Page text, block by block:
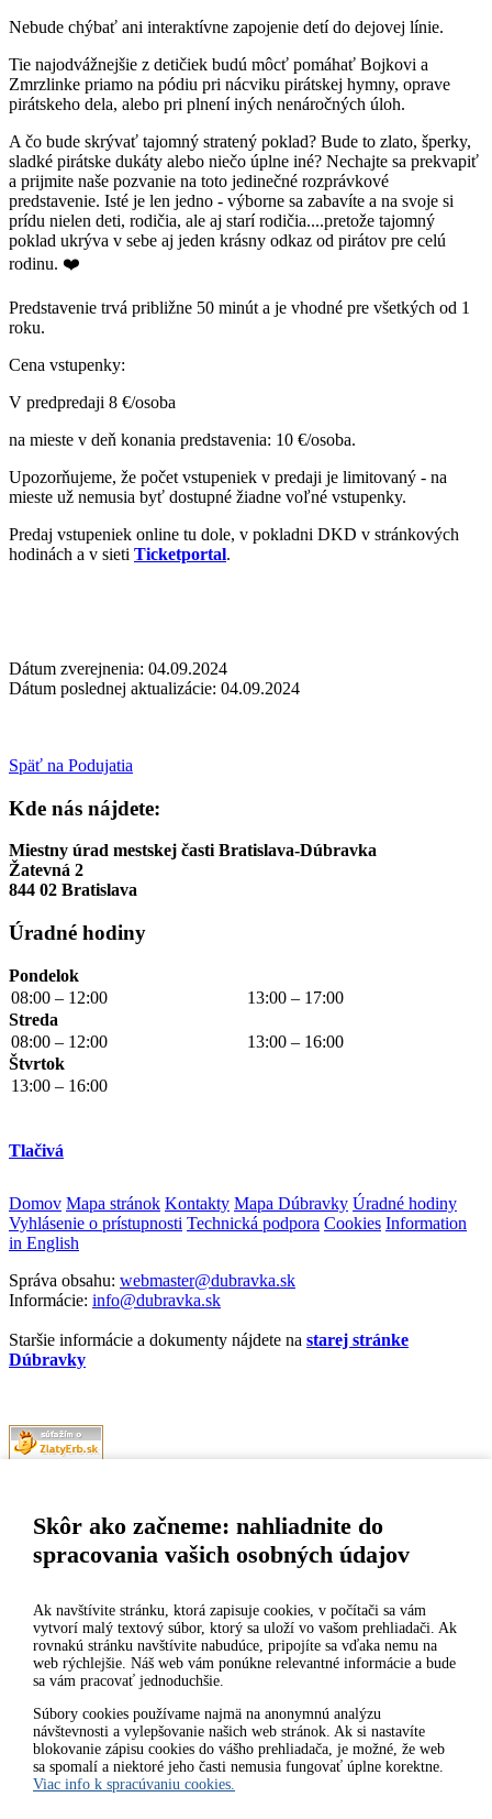
Skôr ako začneme: nahliadnite do
spracovania vašich osobných údajov
Ak navštívite stránku, ktorá zapisuje cookies, v počítači sa vám
vytvorí malý textový súbor, ktorý sa uloží vo vašom prehliadači. Ak
rovnakú stránku navštívite nabudúce, pripojíte sa vďaka nemu na
web rýchlejšie. Náš web vám ponúkne relevantné informácie a bude
sa vám pracovať jednoduchšie.
Súbory cookies používame najmä na anonymnú analýzu
návštevnosti a vylepšovanie našich web stránok. Ak si nastavíte
blokovanie zápisu cookies do vášho prehliadača, je možné, že web
sa spomalí a niektoré jeho časti nemusia fungovať úplne korektne.
Viac info k spracúvaniu cookies.
Nebude chýbať ani interaktívne zapojenie detí do dejovej línie.
Tie najodvážnejšie z detičiek budú môcť pomáhať Bojkovi a
Zmrzlinke priamo na pódiu pri nácviku pirátskej hymny, oprave
pirátskeho dela, alebo pri plnení iných nenáročných úloh.
A čo bude skrývať tajomný stratený poklad? Bude to zlato, šperky,
sladké pirátske dukáty alebo niečo úplne iné? Nechajte sa prekvapiť
a prijmite naše pozvanie na toto jedinečné rozprávkové
predstavenie. Isté je len jedno - výborne sa zabavíte a na svoje si
prídu nielen deti, rodičia, ale aj starí rodičia....pretože tajomný
poklad ukrýva v sebe aj jeden krásny odkaz od pirátov pre celú
rodinu. ❤️
Predstavenie trvá približne 50 minút a je vhodné pre všetkých od 1
roku.
Cena vstupenky:
V predpredaji 8 €/osoba
na mieste v deň konania predstavenia: 10 €/osoba.
Upozorňujeme, že počet vstupeniek v predaji je limitovaný - na
mieste už nemusia byť dostupné žiadne voľné vstupenky.
Predaj vstupeniek online tu dole, v pokladni DKD v stránkových
hodinách a v sieti Ticketportal.
Dátum zverejnenia: 04.09.2024
Dátum poslednej aktualizácie: 04.09.2024
Späť na Podujatia
Kde nás nájdete:
Miestny úrad mestskej časti Bratislava-Dúbravka
Žatevná 2
844 02 Bratislava
Úradné hodiny
Pondelok
08:00 – 12:00
13:00 – 17:00
Streda
08:00 – 12:00
13:00 – 16:00
Štvrtok
13:00 – 16:00
Tlačivá
Domov Mapa stránok Kontakty Mapa Dúbravky Úradné hodiny
Vyhlásenie o prístupnosti Technická podpora Cookies Information
in English
Správa obsahu: webmaster@dubravka.sk
Informácie: info@dubravka.sk
Staršie informácie a dokumenty nájdete na starej stránke
Dúbravky
MESTSKÁ ČASŤ BRATISLAVA-DÚBRAVKA
IČO: 00603406
DIČ: 2020919120
Bankové spojenie:
Všeobecná úverová banka, a.s., Mlynské nivy 1, 829 90 Bratislava